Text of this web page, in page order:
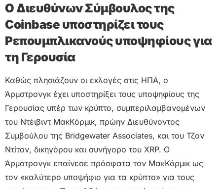
Ο Διευθύνων Σύμβουλος της
Coinbase υποστηρίζει τους
Ρεπουμπλικανούς υποψηφίους για
τη Γερουσία
Καθώς πλησιάζουν οι εκλογές στις ΗΠΑ, ο
Άρμστρονγκ έχει υποστηρίξει τους υποψηφίους της
Γερουσίας υπέρ των κρύπτο, συμπεριλαμβανομένων
του Ντέιβιντ ΜακΚόρμικ, πρώην Διευθύνοντος
Συμβούλου της Bridgewater Associates, και του Τζον
Ντίτον, δικηγόρου και συνήγορο του XRP. Ο
Άρμστρονγκ επαίνεσε πρόσφατα τον ΜακΚόρμικ ως
τον «καλύτερο υποψήφιο για τα κρύπτο» για τους